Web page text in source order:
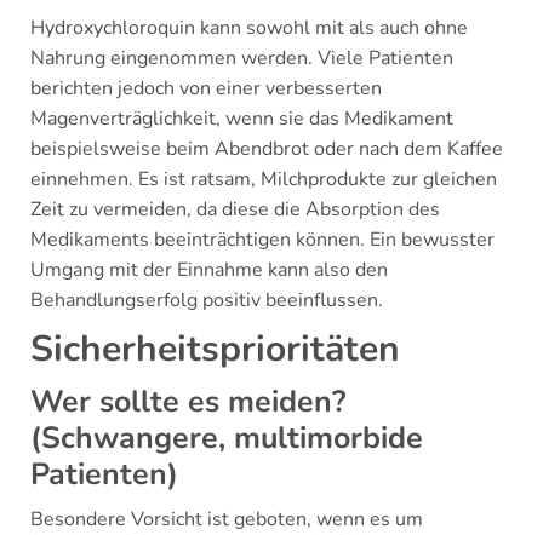
Hydroxychloroquin kann sowohl mit als auch ohne
Nahrung eingenommen werden. Viele Patienten
berichten jedoch von einer verbesserten
Magenverträglichkeit, wenn sie das Medikament
beispielsweise beim Abendbrot oder nach dem Kaffee
einnehmen. Es ist ratsam, Milchprodukte zur gleichen
Zeit zu vermeiden, da diese die Absorption des
Medikaments beeinträchtigen können. Ein bewusster
Umgang mit der Einnahme kann also den
Behandlungserfolg positiv beeinflussen.
Sicherheitsprioritäten
Wer sollte es meiden?
(Schwangere, multimorbide
Patienten)
Besondere Vorsicht ist geboten, wenn es um